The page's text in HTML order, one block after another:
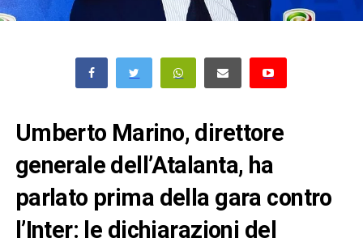
Umberto Marino, direttore
generale dell’Atalanta, ha
parlato prima della gara contro
l’Inter: le dichiarazioni del